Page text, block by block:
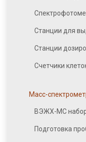
Станции для
Станции
Счетчики
Масс-
ВЭЖХ-МС
Подготовка